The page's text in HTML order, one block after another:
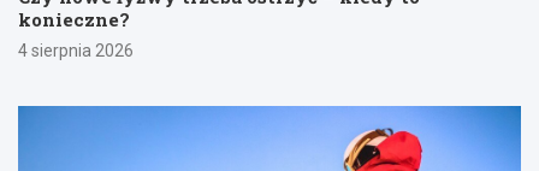
konieczne?
4 sierpnia 2026